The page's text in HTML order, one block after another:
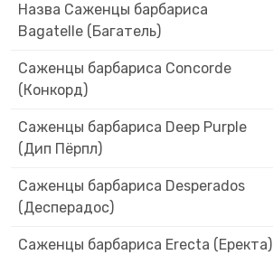
Назва Саженцы барбариса
Bagatelle (Багатель)
Саженцы барбариса Concorde
(Конкорд)
Саженцы барбариса Deep Purple
(Дип Пёрпл)
Саженцы барбариса Desperados
(Десперадос)
Саженцы барбариса Erecta (Еректа)